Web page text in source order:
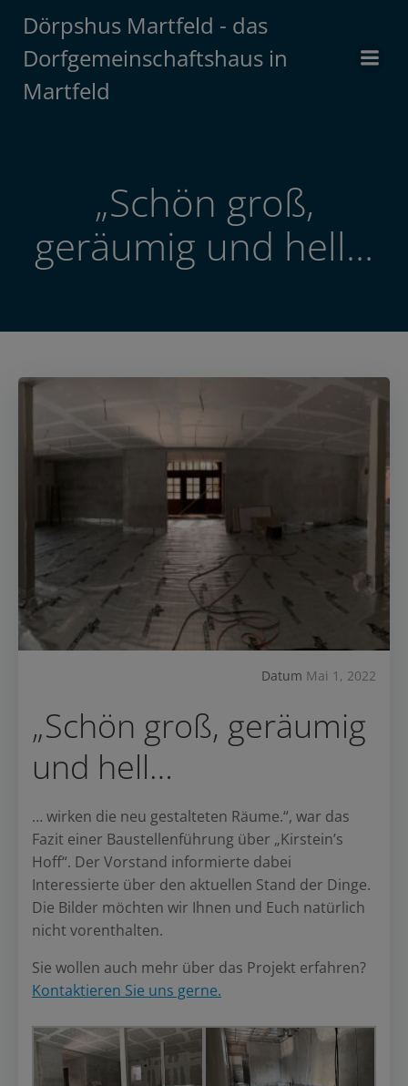
Inhalt
springen
Dörpshus Martfeld - das
Dorfgemeinschaftshaus in
Martfeld
„Schön groß,
geräumig und hell…
Datum Mai 1, 2022
„Schön groß, geräumig
und hell…
… wirken die neu gestalteten Räume.“, war das
Fazit einer Baustellenführung über „Kirstein’s
Hoff“. Der Vorstand informierte dabei
Interessierte über den aktuellen Stand der Dinge.
Die Bilder möchten wir Ihnen und Euch natürlich
nicht vorenthalten.
Sie wollen auch mehr über das Projekt erfahren?
Kontaktieren Sie uns gerne.